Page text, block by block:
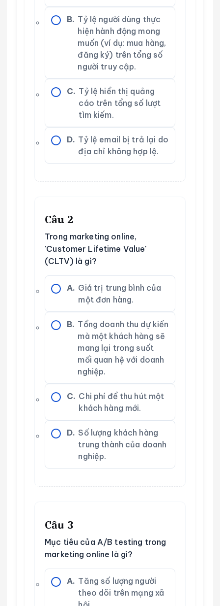
B. Tỷ lệ người dùng thực
hiện hành động mong
muốn (ví dụ: mua hàng,
đăng ký) trên tổng số
người truy cập.
C. Tỷ lệ hiển thị quảng
cáo trên tổng số lượt
tìm kiếm.
D. Tỷ lệ email bị trả lại do
địa chỉ không hợp lệ.
Câu 2
Trong marketing online,
'Customer Lifetime Value'
(CLTV) là gì?
A. Giá trị trung bình của
một đơn hàng.
B. Tổng doanh thu dự kiến
mà một khách hàng sẽ
mang lại trong suốt
mối quan hệ với doanh
nghiệp.
C. Chi phí để thu hút một
khách hàng mới.
D. Số lượng khách hàng
trung thành của doanh
nghiệp.
Câu 3
Mục tiêu của A/B testing trong
marketing online là gì?
A. Tăng số lượng người
theo dõi trên mạng xã